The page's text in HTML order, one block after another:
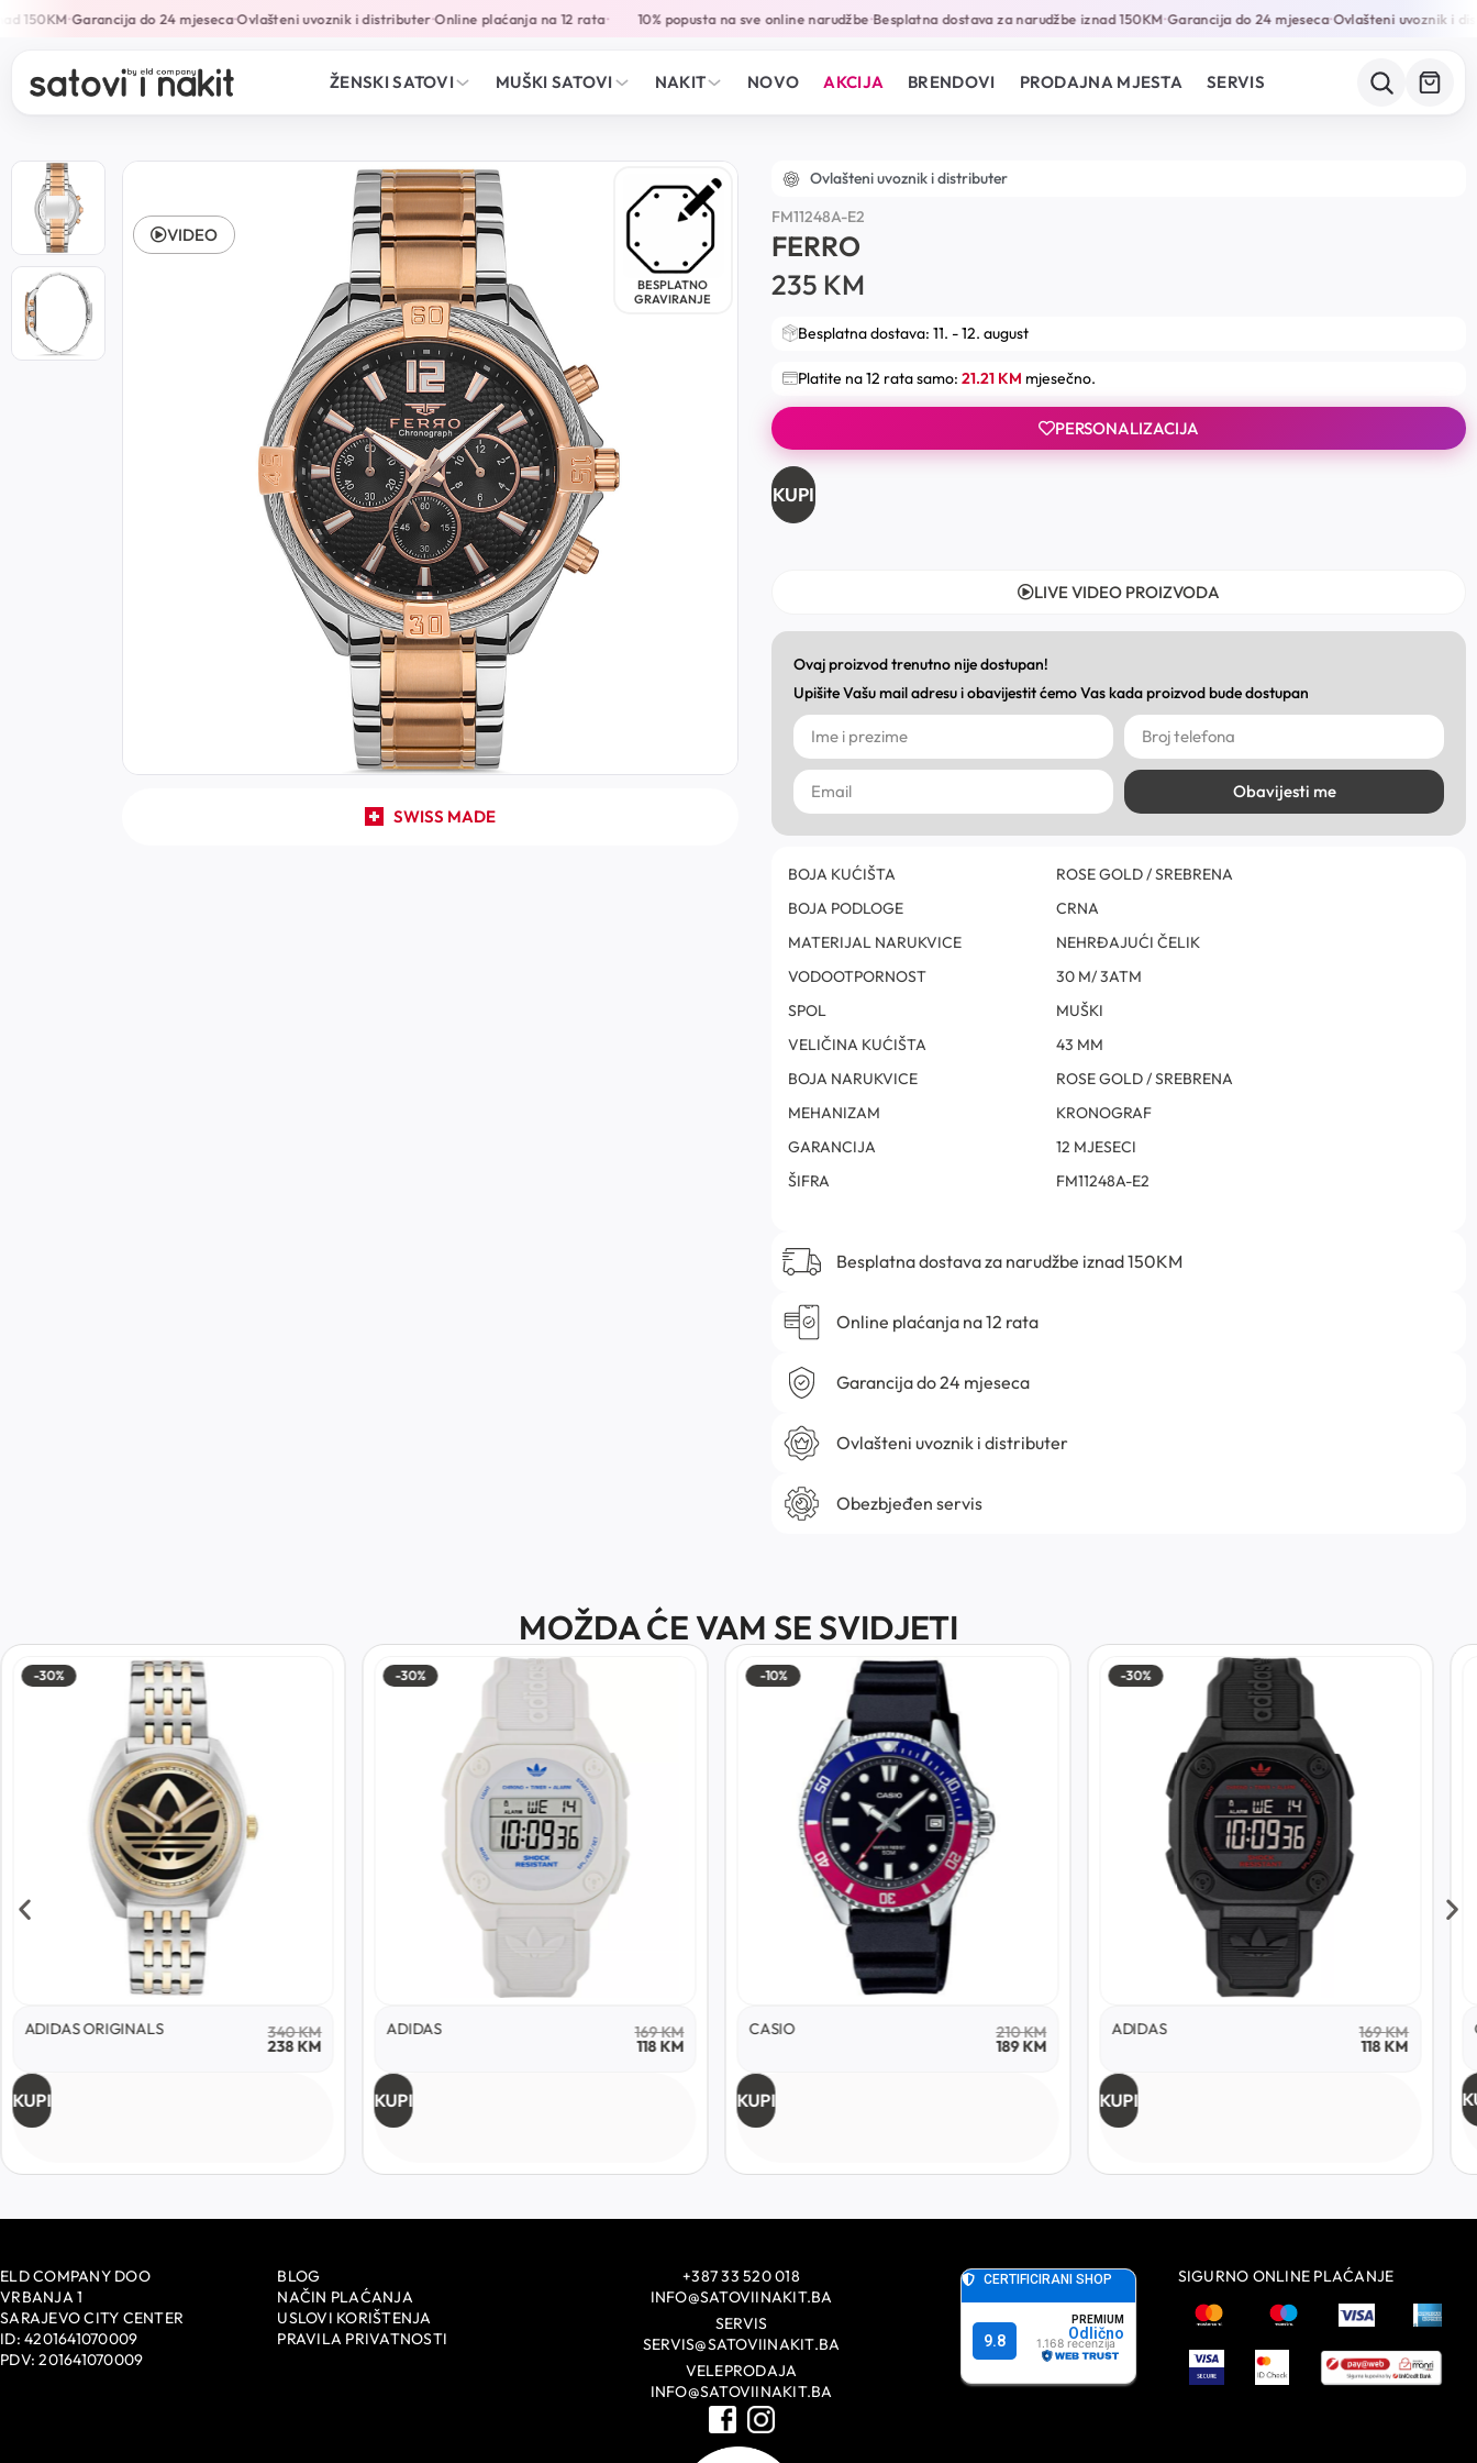
150KM•Garancija do 24 mjeseca•Ovlašteni uvoznik i distributer•Online plaćanja na 12 rata• 10% popusta na sve online narudžbe•Besplatna dostava za narudžbe iznad 150KM•Garancija do 24 mjeseca•Ovlašteni uvoznik i
ŽENSKI SATOVI MUŠKI SATOVI NAKIT NOVO AKCIJA BRENDOVI PRODAJNA MJESTA SERVIS
BESPLATNO
GRAVIRANJE
SWISS MADE
VIDEO
Ovlašteni uvoznik i distributer
FM11248A-E2
FERRO
235 KM
Besplatna dostava: 11. - 12. august
Platite na 12 rata samo: 21.21 KM mjesečno.
PERSONALIZACIJA
KUPI
LIVE VIDEO PROIZVODA
Ovaj proizvod trenutno nije dostupan!
Upišite Vašu mail adresu i obavijestit ćemo Vas kada proizvod bude dostupan
Obavijesti me
BOJA KUĆIŠTA
ROSE GOLD / SREBRENA
BOJA PODLOGE
CRNA
MATERIJAL NARUKVICE
NEHRĐAJUĆI ČELIK
VODOOTPORNOST
30 M/ 3ATM
SPOL
MUŠKI
VELIČINA KUĆIŠTA
43 MM
BOJA NARUKVICE
ROSE GOLD / SREBRENA
MEHANIZAM
KRONOGRAF
GARANCIJA
12 MJESECI
ŠIFRA
FM11248A-E2
Besplatna dostava za narudžbe iznad 150KM
Online plaćanja na 12 rata
Garancija do 24 mjeseca
Ovlašteni uvoznik i distributer
Obezbjeđen servis
MOŽDA ĆE VAM SE SVIDJETI
ADIDAS CASIO 210 CASIO EDIFICE 333
ELD COMPANY DOO
VRBANJA 1
SARAJEVO CITY CENTER
ID: 4201641070009
PDV: 201641070009
BLOG
NAČIN PLAĆANJA
USLOVI KORIŠTENJA
PRAVILA PRIVATNOSTI
+387 33 520 018
INFO@SATOVIINAKIT.BA
SERVIS
SERVIS@SATOVIINAKIT.BA
VELEPRODAJA
INFO@SATOVIINAKIT.BA
SIGURNO ONLINE PLAĆANJE